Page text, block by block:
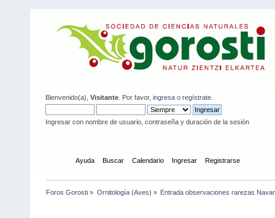
Bienvenido(a), Visitante . Por favor, ingresa o regístrate
Ingresar con nombre de usuario, contraseña y duración de la sesión
Ayuda Buscar Calendario Ingresar Registrarse
Foros Gorosti » Ornitología (Aves) » Entrada observaciones rarezas